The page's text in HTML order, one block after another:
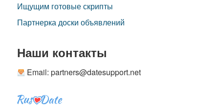
Ищущим готовые скрипты
Партнерка доски объявлений
Наши контакты
Email: partners@datesupport.net